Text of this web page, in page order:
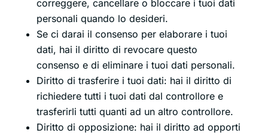
correggere, cancellare o bloccare i tuoi dati
personali quando lo desideri.
Se ci darai il consenso per elaborare i tuoi
dati, hai il diritto di revocare questo
consenso e di eliminare i tuoi dati personali.
Diritto di trasferire i tuoi dati: hai il diritto di
richiedere tutti i tuoi dati dal controllore e
trasferirli tutti quanti ad un altro controllore.
Diritto di opposizione: hai il diritto ad opporti